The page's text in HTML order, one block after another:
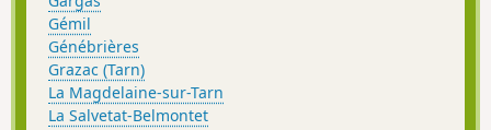
Gémil
Génébrières
Grazac (Tarn)
La Magdelaine-sur-Tarn
La Salvetat-Belmontet